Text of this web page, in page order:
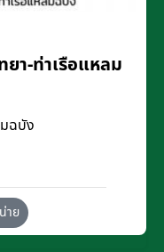
ยา-ท่าเรือแหลม
ฉบัง
าย